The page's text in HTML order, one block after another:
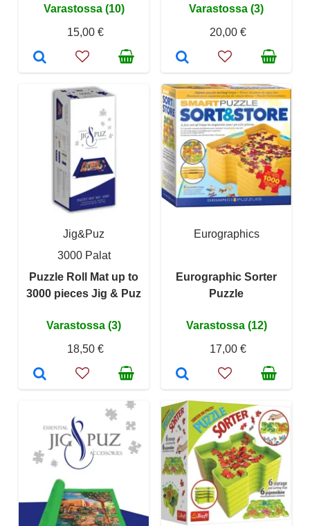
Varastossa (10)
15,00 €
Varastossa (3)
20,00 €
Jig&Puz
3000 Palat
Puzzle Roll Mat up to
3000 pieces Jig & Puz
Varastossa (3)
18,50 €
Eurographics
Eurographic Sorter
Puzzle
Varastossa (12)
17,00 €